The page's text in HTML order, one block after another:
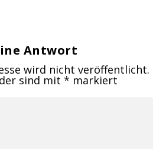
Antwort
wird nicht veröffentlicht.
sind mit* markiert